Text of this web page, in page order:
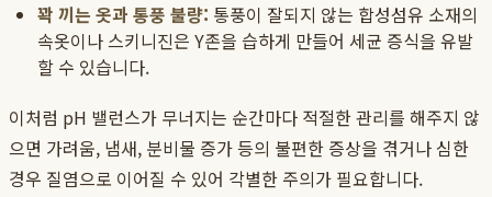
꽉 끼는 옷과 통풍 불량: 통풍이 잘되지 않는 합성섬유 소재의
속옷이나 스키니진은 Y존을 습하게 만들어 세균 증식을 유발
할 수 있습니다.
이처럼 pH 밸런스가 무너지는 순간마다 적절한 관리를 해주지 않
으면 가려움, 냄새, 분비물 증가 등의 불편한 증상을 겪거나 심한
경우 질염으로 이어질 수 있어 각별한 주의가 필요합니다.